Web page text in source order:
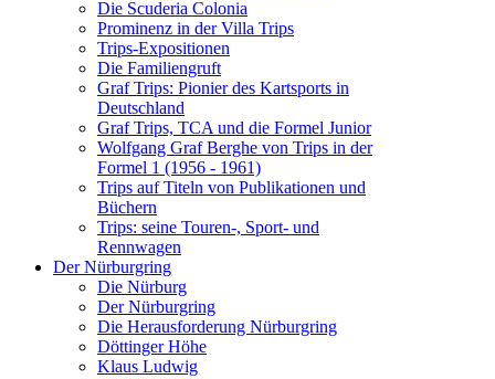
Die Scuderia Colonia
Prominenz in der Villa Trips
Trips-Expositionen
Die Familiengruft
Graf Trips: Pionier des Kartsports in
Deutschland
Graf Trips, TCA und die Formel Junior
Wolfgang Graf Berghe von Trips in der
Formel 1 (1956 - 1961)
Trips auf Titeln von Publikationen und
Büchern
Trips: seine Touren-, Sport- und
Rennwagen
Der Nürburgring
Die Nürburg
Der Nürburgring
Die Herausforderung Nürburgring
Döttinger Höhe
Klaus Ludwig